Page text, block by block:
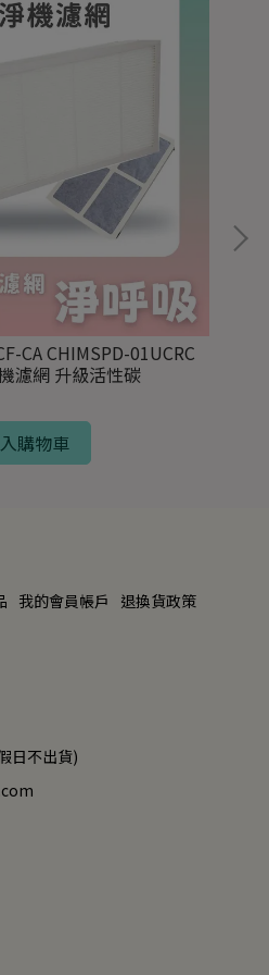
CA CHIMSPD-01UCRC
濾網 升級活性碳
購物車
我的會員帳戶
退換貨政策
日不出貨)